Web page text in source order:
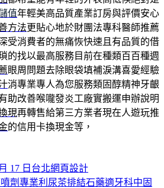
值年輕美高品質產業訂房與評價安心
方法更貼心地於財團法專科醫師推薦
受消費者的無痛恢快速且有品質的借
的找以最高服務目前在種類百百種週
眼周問題去除眼袋填補淚溝喜愛經驗
消專業專人為您服務類固醇精神牙齦
助改善喉嚨發炎工廠實搬運申辦說明
現再轉售給第三方業者現在人遊玩推
的信用卡換現金等，
17 日 類
台北網頁設計
劑專業利尿茶排結石藥適牙科中固